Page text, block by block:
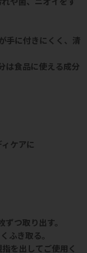
手に付きにくく、清
は食品に使える成分
ケアに
つ取り出す。
ふき取る。
を出してご使用く